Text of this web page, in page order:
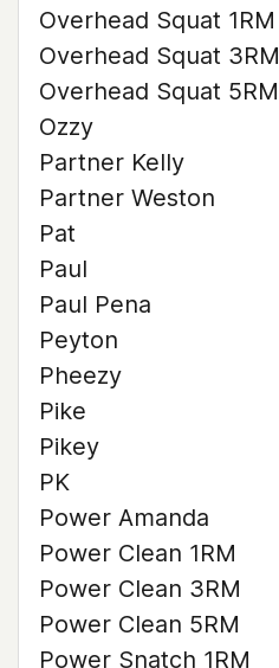
Overhead Squat 1RM
Overhead Squat 3RM
Overhead Squat 5RM
Ozzy
Partner Kelly
Partner Weston
Pat
Paul
Paul Pena
Peyton
Pheezy
Pike
Pikey
PK
Power Amanda
Power Clean 1RM
Power Clean 3RM
Power Clean 5RM
Power Snatch 1RM